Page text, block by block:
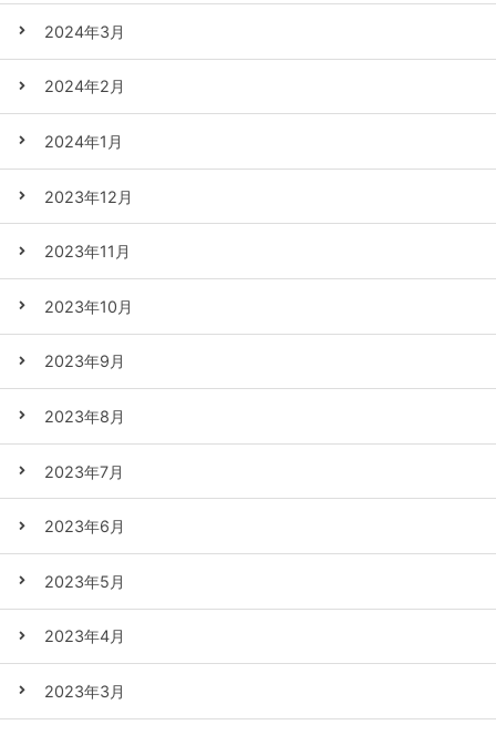
2024年3月
2024年2月
2024年1月
2023年12月
2023年11月
2023年10月
2023年9月
2023年8月
2023年7月
2023年6月
2023年5月
2023年4月
2023年3月